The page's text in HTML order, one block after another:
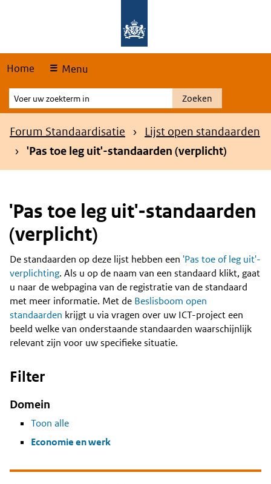
Home Menu
Voer
uw
zoekterm
Zoeken
Kruimelpad
Forum Standaardisatie
Lijst open standaarden
'Pas toe leg uit'-standaarden (verplicht)
'Pas toe leg uit'-standaarden
(verplicht)
Content
De standaarden op deze lijst hebben een 'Pas toe of leg uit'-
verplichting. Als u op de naam van een standaard klikt, gaat
u naar de webpagina van de registratie van de standaard
met meer informatie. Met de Beslisboom open
standaarden krijgt u via vragen over uw ICT-project een
beeld welke van onderstaande standaarden waarschijnlijk
relevant zijn voor uw specifieke situatie.
Filter
Domein
Toon alle
Economie en werk